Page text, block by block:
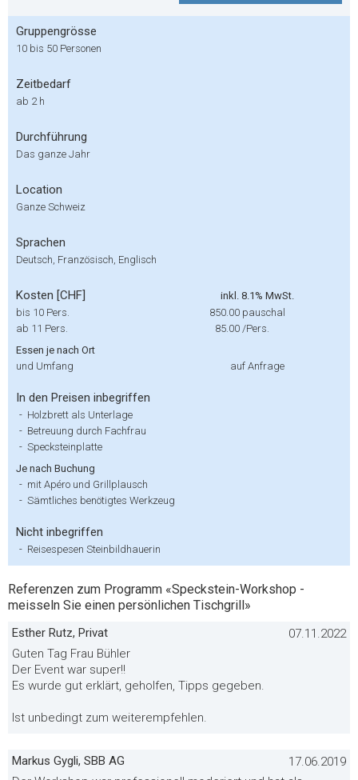
Gruppengrösse
10 bis 50 Personen
Zeitbedarf
ab 2 h
Durchführung
Das ganze Jahr
Location
Ganze Schweiz
Sprachen
Deutsch, Französisch, Englisch
Kosten [CHF]
inkl. 8.1% MwSt.
bis 10 Pers.
850.00 pauschal
ab 11 Pers.
85.00 /Pers.
Essen je nach Ort
und Umfang
auf Anfrage
In den Preisen inbegriffen
- Holzbrett als Unterlage
- Betreuung durch Fachfrau
- Specksteinplatte
Je nach Buchung
- mit Apéro und Grillplausch
- Sämtliches benötigtes Werkzeug
Nicht inbegriffen
- Reisespesen Steinbildhauerin
Referenzen zum Programm «Speckstein-Workshop -
meisseln Sie einen persönlichen Tischgrill»
Esther Rutz, Privat
07.11.2022
Guten Tag Frau Bühler
Der Event war super!!
Es wurde gut erklärt, geholfen, Tipps gegeben.
Ist unbedingt zum weiterempfehlen.
Markus Gygli, SBB AG
17.06.2019